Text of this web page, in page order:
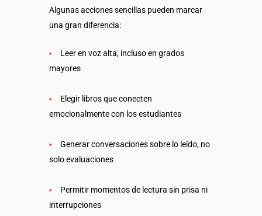
Algunas acciones sencillas pueden marcar
una gran diferencia:
Leer en voz alta, incluso en grados
mayores
Elegir libros que conecten
emocionalmente con los estudiantes
Generar conversaciones sobre lo leído, no
solo evaluaciones
Permitir momentos de lectura sin prisa ni
interrupciones